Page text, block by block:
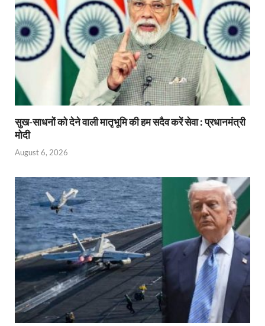
सुख-साधनों को देने वाली मातृभूमि की हम सदैव करें सेवा : प्रधानमंत्री
मोदी
August 6, 2026